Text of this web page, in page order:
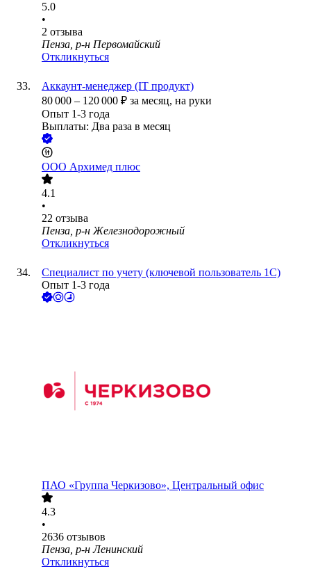
5.0
•
2 отзыва
Пенза, р-н Первомайский
Откликнуться
Аккаунт-менеджер (IT продукт)
80 000 – 120 000 ₽ за месяц, на руки
Опыт 1-3 года
Выплаты: Два раза в месяц
ООО Архимед плюс
4.1
•
22 отзыва
Пенза, р-н Железнодорожный
Откликнуться
Специалист по учету (ключевой пользователь 1С)
Опыт 1-3 года
ПАО «Группа Черкизово», Центральный офис
4.3
•
2636 отзывов
Пенза, р-н Ленинский
Откликнуться